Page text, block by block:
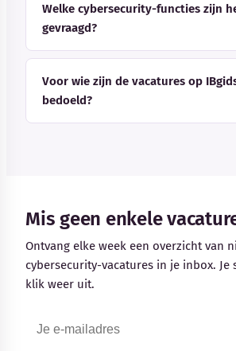
Welke cybersecurity-functies zijn
gevraagd?
Voor wie zijn de vacatures op
bedoeld?
Mis geen enkele
Ontvang elke week een overzicht van
cybersecurity-vacatures in je inbox. Je
klik weer uit.